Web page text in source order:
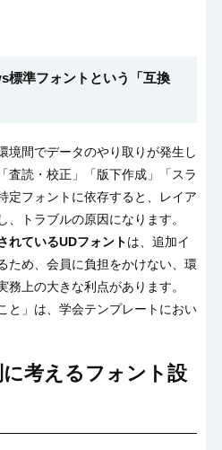
標準フォントという「互換
境間でデータのやり取りが発生し
査読・校正」「版下作成」「スラ
定フォントに依存すると、レイア
トラブルの原因になります。
れているUDフォントは、追加イ
ため、会員に負担をかけない、環
上の大きな利点があります。
と」は、学会テンプレートにおい
考えるフォント設